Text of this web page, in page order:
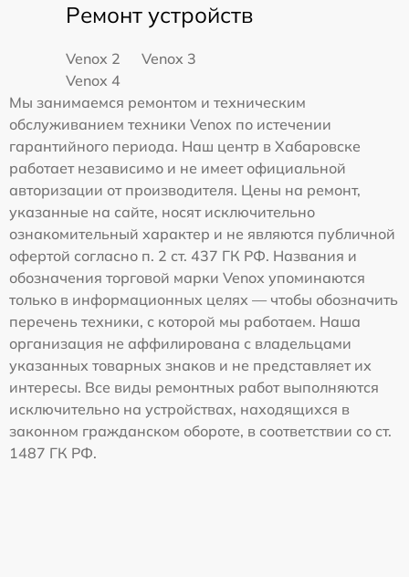
Ремонт устройств
Venox 2
Venox 3
Venox 4
Мы занимаемся ремонтом и техническим
обслуживанием техники Venox по истечении
гарантийного периода. Наш центр в Хабаровске
работает независимо и не имеет официальной
авторизации от производителя. Цены на ремонт,
указанные на сайте, носят исключительно
ознакомительный характер и не являются публичной
офертой согласно п. 2 ст. 437 ГК РФ. Названия и
обозначения торговой марки Venox упоминаются
только в информационных целях — чтобы обозначить
перечень техники, с которой мы работаем. Наша
организация не аффилирована с владельцами
указанных товарных знаков и не представляет их
интересы. Все виды ремонтных работ выполняются
исключительно на устройствах, находящихся в
законном гражданском обороте, в соответствии со ст.
1487 ГК РФ.